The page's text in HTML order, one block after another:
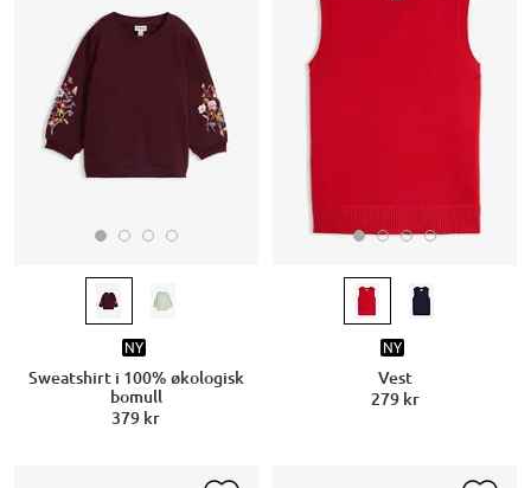
NY
Sweatshirt i 100% økologisk
bomull
379 kr
NY
Vest
279 kr